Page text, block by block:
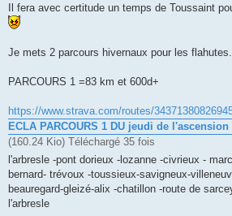
g
e
Il fera avec certitude un temps de Toussaint
Je mets 2 parcours hivernaux pour les flahutes.
PARCOURS 1 =83 km et 600d+
https://www.strava.com/routes/
ECLA PARCOURS 1 DU jeudi de
(160.24 Kio) Téléchargé 35 fois
l'arbresle -pont dorieux -lozanne -civrieux -
bernard- trévoux -toussieux-savigneux-
beauregard-gleizé-alix -chatillon -route de
l'arbresle